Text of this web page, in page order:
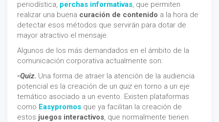
periodística, perchas informativas, que permiten
realizar una buena curación de contenido a la hora de
detectar esos métodos que servirán para dotar de
mayor atractivo el mensaje.
Algunos de los más demandados en el ámbito de la
comunicación corporativa actualmente son:
-Quiz. Una forma de atraer la atención de la audiencia
potencial es la creación de un quiz en torno a un eje
temático asociado a un evento. Existen plataformas
como Easypromos que ya facilitan la creación de
estos juegos interactivos, que normalmente tienen